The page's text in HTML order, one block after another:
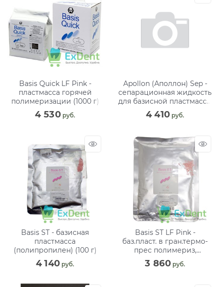
Basis Quick LF Pink -
пластмасса горячей
полимеризации (1000 г)
4 530 руб.
Apollon (Аполлон) Sep -
сепарационная жидкость
для базисной пластмассы
(2000 мл)
4 410 руб.
Basis ST - базисная
пластмасса
(полипропилен) (100 г)
4 140 руб.
Basis ST LF Pink -
баз.пласт. в гран.термо-
прес полимериз,
розовый с прожилками
(100 г)
3 860 руб.